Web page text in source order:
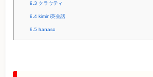
9.3 クラウティ
9.4kimini英会話
9.5 hanaso